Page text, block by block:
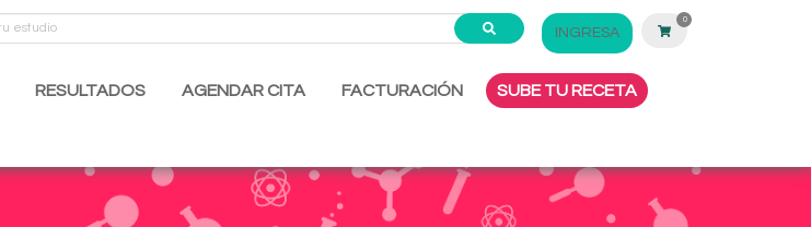
INGRESA
0
RESULTADOS AGENDAR CITA FACTURACIÓN SUBE TU RECETA